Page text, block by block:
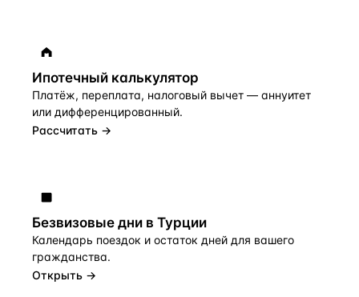
Ипотечный калькулятор
Платёж, переплата, налоговый вычет — аннуитет
или дифференцированный.
Рассчитать →
Безвизовые дни в Турции
Календарь поездок и остаток дней для вашего
гражданства.
Открыть →